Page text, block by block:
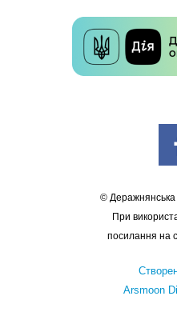
© Деражнянська
При
посилання на
Arsmoon